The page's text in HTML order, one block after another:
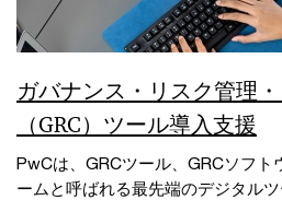
ガバナンス・リスク管理
（GRC）ツール導入支援
PwCは、GRCツール、GRCソフト
ームと呼ばれる最先端のデジタル